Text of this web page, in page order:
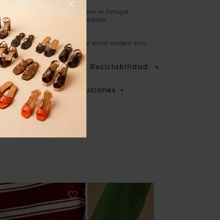
- Zapatos hechos a mano en Portugal
- Charol arrugado de España
- Suela de cuero
- Tacón forrado de piel efecto madera: 6 cm
Trazabilidad & Reciclabilidad
Envíos & devoluciones